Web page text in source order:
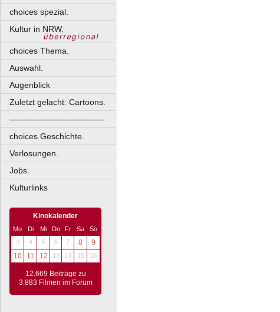
choices spezial.
Kultur in NRW.
choices Thema.
Auswahl.
Augenblick
Zuletzt gelacht: Cartoons.
––––––––––––––––––––
choices Geschichte.
Verlosungen.
Jobs.
Kulturlinks
Kinokalender
Mo Di Mi Do Fr Sa
So
3
4 5 6 7 8
9
10
11 12 13 14 15 16
12.669 Beiträge zu
3.883 Filmen im Forum